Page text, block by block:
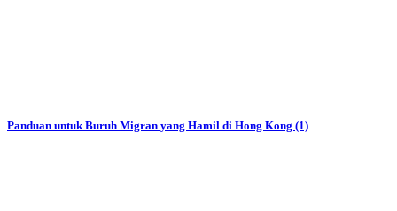
Panduan untuk Buruh Migran yang Hamil di Hong Kong (1)